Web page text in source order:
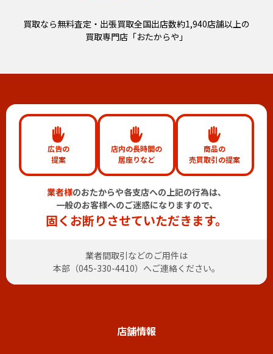
買取なら無料査定・出張買取全国出店数約1,940店舗以上の
買取専門店「おたからや」
広告の
提案
店内の長時間の
居座りなど
商品の
売買取引の提案
業者様のおたからや各支店への上記の行為は、
一般のお客様へのご迷惑になりますので、
固くお断りさせていただきます。
業者間取引などのご用件は
本部（045-330-4410）へご連絡ください。
店舗情報